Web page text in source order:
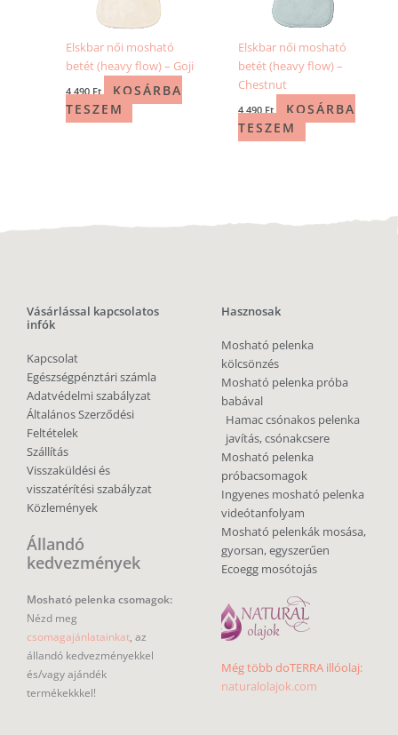
Elskbar női mosható
betét (heavy flow) – Goji
4 490 Ft
KOSÁRBA
TESZEM
Elskbar női mosható
betét (heavy flow) –
Chestnut
4 490 Ft
KOSÁRBA
TESZEM
Vásárlással kapcsolatos
infók
Kapcsolat
Egészségpénztári számla
Adatvédelmi szabályzat
Általános Szerződési
Feltételek
Szállítás
Visszaküldési és
visszatérítési szabályzat
Közlemények
Állandó
kedvezmények
Mosható pelenka csomagok:
Nézd meg
csomagajánlatainkat, az
állandó kedvezményekkel
és/vagy ajándék
termékekkkel!
Hasznosak
Mosható pelenka
kölcsönzés
Mosható pelenka próba
babával
Hamac csónakos pelenka
javítás, csónakcsere
Mosható pelenka
próbacsomagok
Ingyenes mosható pelenka
videótanfolyam
Mosható pelenkák mosása,
gyorsan, egyszerűen
Ecoegg mosótojás
Még több doTERRA illóolaj:
naturalolajok.com